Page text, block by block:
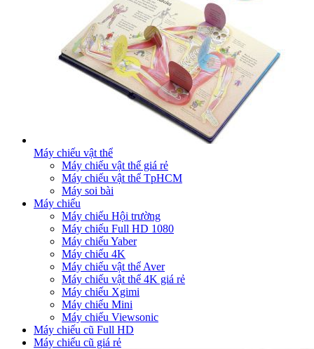
Máy chiếu vật thể
Máy chiếu vật thể giá rẻ
Máy chiếu vật thể TpHCM
Máy soi bài
Máy chiếu
Máy chiếu Hội trường
Máy chiếu Full HD 1080
Máy chiếu Yaber
Máy chiếu 4K
Máy chiếu vật thể Aver
Máy chiếu vật thể 4K giá rẻ
Máy chiếu Xgimi
Máy chiếu Mini
Máy chiếu Viewsonic
Máy chiếu cũ Full HD
Máy chiếu cũ giá rẻ